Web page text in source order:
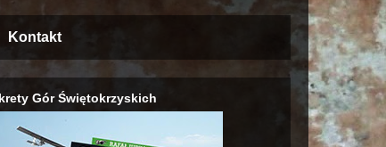
Kontakt
Gór Świętokrzyskich